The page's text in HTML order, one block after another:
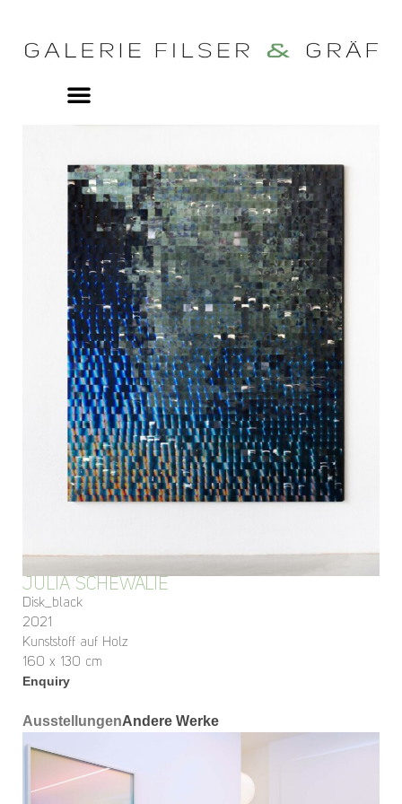
JULIA SCHEWALIE
Disk_black
2021
Kunststoff auf Holz
160 x 130 cm
Enquiry
AusstellungenAndere Werke